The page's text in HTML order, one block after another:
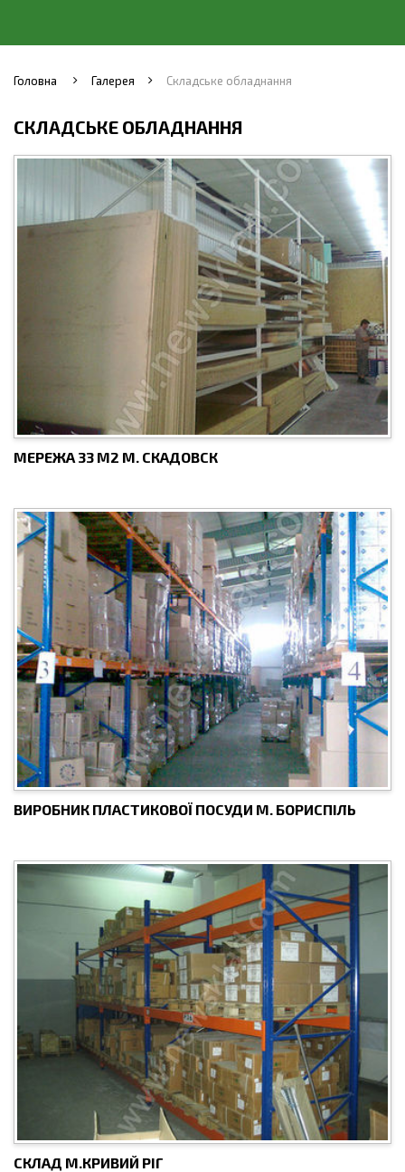
Головна Галерея Складське обладнання
СКЛАДСЬКЕ ОБЛАДНАННЯ
МЕРЕЖА 33 М2 М. СКАДОВСК
ВИРОБНИК ПЛАСТИКОВОЇ ПОСУДИ М. БОРИСПІЛЬ
СКЛАД М.КРИВИЙ РІГ